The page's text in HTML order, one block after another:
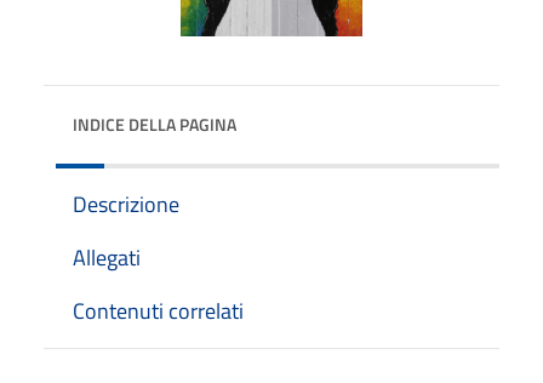
INDICE DELLA PAGINA
Descrizione
Allegati
Contenuti correlati